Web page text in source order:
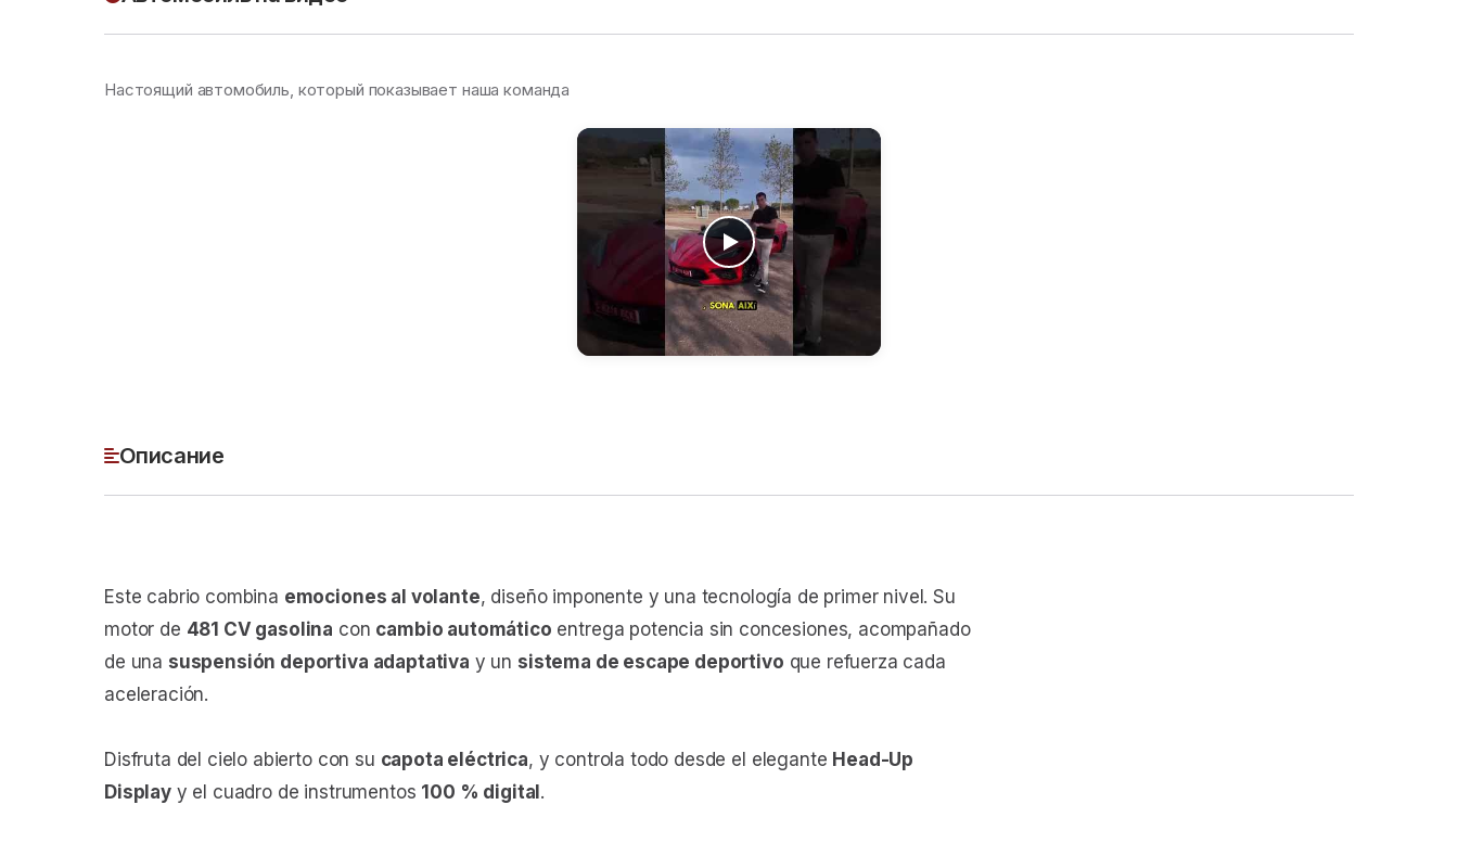
Настоящий автомобиль, который показывает наша команда
Описание
Este cabrio combina emociones al volante, diseño imponente y una tecnología de primer nivel. Su
motor de 481 CV gasolina con cambio automático entrega potencia sin concesiones, acompañado
de una suspensión deportiva adaptativa y un sistema de escape deportivo que refuerza cada
aceleración.
Disfruta del cielo abierto con su capota eléctrica, y controla todo desde el elegante Head-Up
Displayy el cuadro de instrumentos 100 % digital.